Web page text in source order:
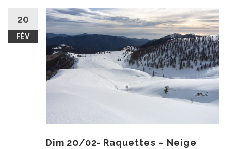
contenu
20
FÉV
Dim 20/02- Raquettes – Neige